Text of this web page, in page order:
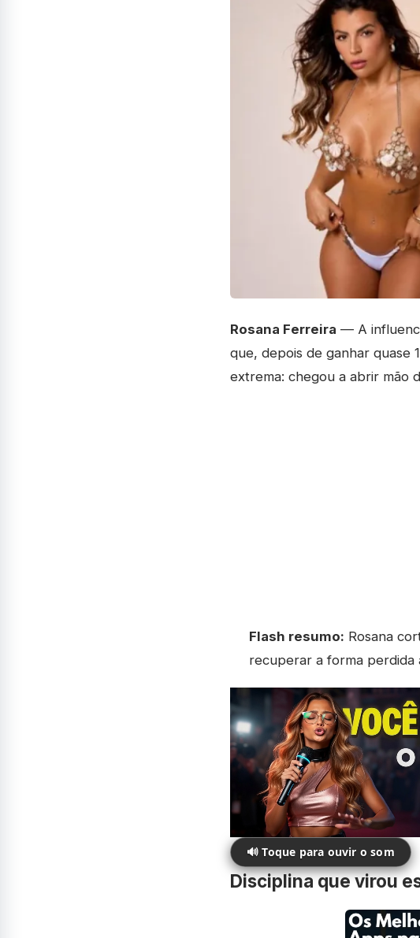
Rosana Ferreira — A
que, depois de ganhar quase
extrema: chegou a abrir mão
Flash resumo: Rosana
recuperar a forma perdida
🔊 Toque para ouvir o som
Disciplina que virou